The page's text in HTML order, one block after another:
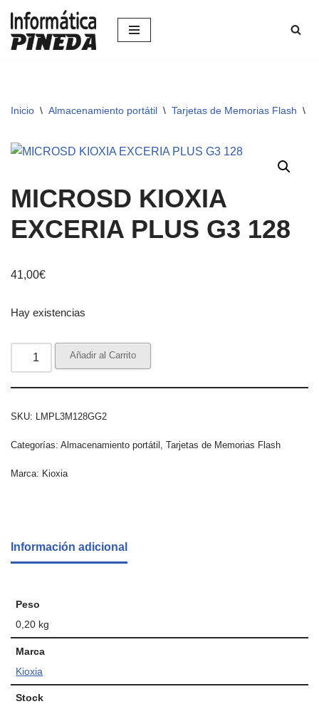
Saltar
Inicio \ Almacenamiento portátil \ Tarjetas de Memorias Flash \
MICROSD KIOXIA
EXCERIA PLUS G3 128
41,00€
Hay existencias
Añadir al Carrito
SKU: LMPL3M128GG2
Categorías: Almacenamiento portátil Tarjetas de Memorias Flash
Marca: Kioxia
Información adicional
Peso
0,20 kg
Marca
Kioxia
Stock